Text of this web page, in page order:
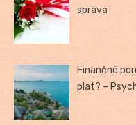
správa
Finančné
plat? –